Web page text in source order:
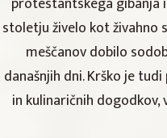
stoletju živelo kot živahno
meščanov dobilo
današnjih dni. Krško je
in kulinaričnih